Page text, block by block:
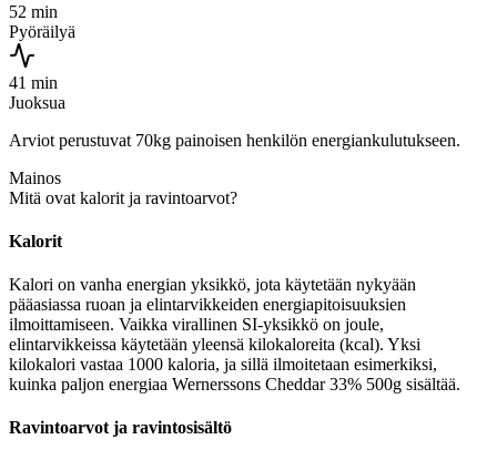
52 min
Pyöräilyä
41 min
Juoksua
Arviot perustuvat 70kg painoisen henkilön energiankulutukseen.
Mainos
Mitä ovat kalorit ja ravintoarvot?
Kalorit
Kalori on vanha energian yksikkö, jota käytetään nykyään
pääasiassa ruoan ja elintarvikkeiden energiapitoisuuksien
ilmoittamiseen. Vaikka virallinen SI-yksikkö on joule,
elintarvikkeissa käytetään yleensä kilokaloreita (kcal). Yksi
kilokalori vastaa 1000 kaloria, ja sillä ilmoitetaan esimerkiksi,
kuinka paljon energiaa Wernerssons Cheddar 33% 500g sisältää.
Ravintoarvot ja ravintosisältö